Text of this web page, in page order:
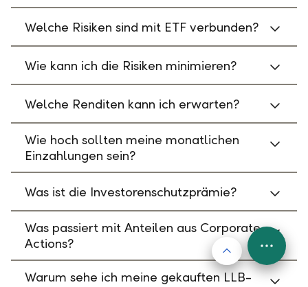
Welche Risiken sind mit ETF verbunden?
Wie kann ich die Risiken minimieren?
Welche Renditen kann ich erwarten?
Wie hoch sollten meine monatlichen
Einzahlungen sein?
Was ist die Investorenschutzprämie?
Was passiert mit Anteilen aus Corporate
Actions?
Warum sehe ich meine gekauften LLB-
Nach oben
FAB
Menu